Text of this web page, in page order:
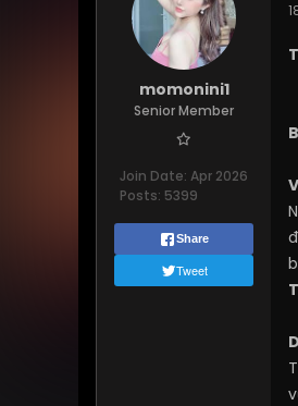
momonini1
Senior Member
Join Date: Apr 2026
Posts: 5399
Share
Tweet